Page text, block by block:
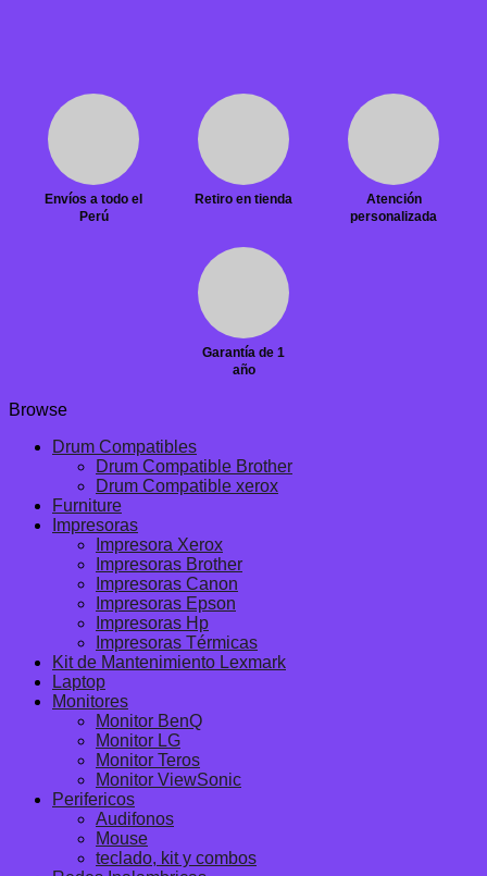
Envíos a todo el
Perú
Retiro en tienda
Atención
personalizada
Garantía de 1
año
Browse
Drum Compatibles
Drum Compatible Brother
Drum Compatible xerox
Furniture
Impresoras
Impresora Xerox
Impresoras Brother
Impresoras Canon
Impresoras Epson
Impresoras Hp
Impresoras Térmicas
Kit de Mantenimiento Lexmark
Laptop
Monitores
Monitor BenQ
Monitor LG
Monitor Teros
Monitor ViewSonic
Perifericos
Audifonos
Mouse
teclado, kit y combos